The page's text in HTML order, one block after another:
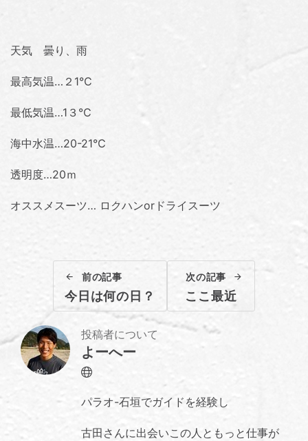
天気 曇り、雨
最高気温…２1℃
最低気温…1３℃
海中水温…20-21℃
透明度…20ｍ
オススメスーツ… ロクハンorドライスーツ
前の記事
今日は何の日？
次の記事
ここ最近
投稿者について
よーへー
Website
パラオ-石垣でガイドを経験し
古田さんに出会いこの人ともっと仕事が